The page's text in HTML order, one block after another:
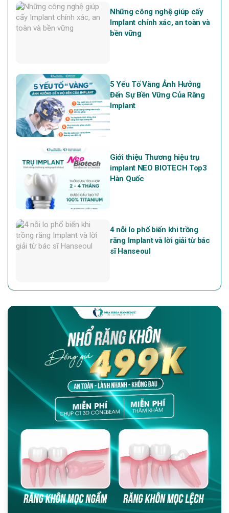
Những công nghệ giúp cấy
Implant chính xác, an toàn và
bền vững
5 Yếu Tố Vàng Ảnh Hưởng
Đến Sự Bền Vững Của Răng
Implant
Giới thiệu Thương hiệu trụ
implant NEO BIOTECH Top3
Hàn Quốc
4 nỗi lo phổ biến khi trồng
răng Implant và lời giải từ bác
sĩ Hanseoul